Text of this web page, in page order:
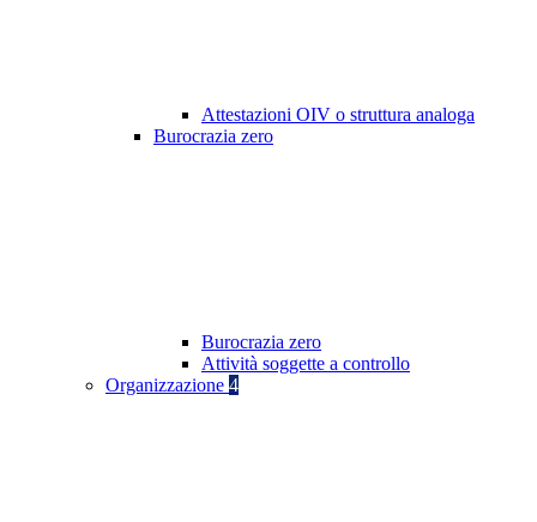
Attestazioni OIV o struttura analoga
Burocrazia zero
Burocrazia zero
Attività soggette a controllo
Organizzazione 4